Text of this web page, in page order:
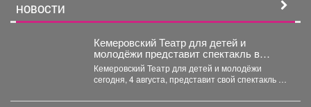
НОВОСТИ
Кемеровский Театр для детей и
молодёжи представит спектакль в
Москве
Кемеровский Театр для детей и молодёжи
сегодня, 4 августа, представит свой спектакль на